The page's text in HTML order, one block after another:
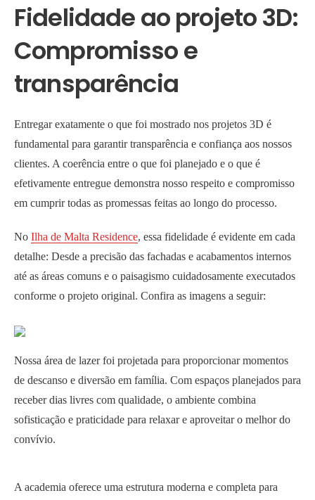
Fidelidade ao projeto 3D:
Compromisso e
transparência
Entregar exatamente o que foi mostrado nos projetos 3D é
fundamental para garantir transparência e confiança aos nossos
clientes. A coerência entre o que foi planejado e o que é
efetivamente entregue demonstra nosso respeito e compromisso
em cumprir todas as promessas feitas ao longo do processo.
No Ilha de Malta Residence, essa fidelidade é evidente em cada
detalhe: Desde a precisão das fachadas e acabamentos internos
até as áreas comuns e o paisagismo cuidadosamente executados
conforme o projeto original. Confira as imagens a seguir:
Nossa área de lazer foi projetada para proporcionar momentos
de descanso e diversão em família. Com espaços planejados para
receber dias livres com qualidade, o ambiente combina
sofisticação e praticidade para relaxar e aproveitar o melhor do
convívio.
A academia oferece uma estrutura moderna e completa para